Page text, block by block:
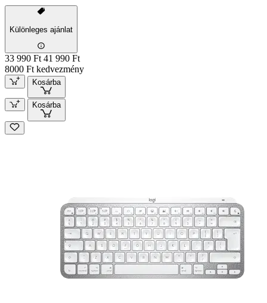
Különleges ajánlat
33 990 Ft 41 990 Ft
8000 Ft kedvezmény
Kosárba
Kosárba